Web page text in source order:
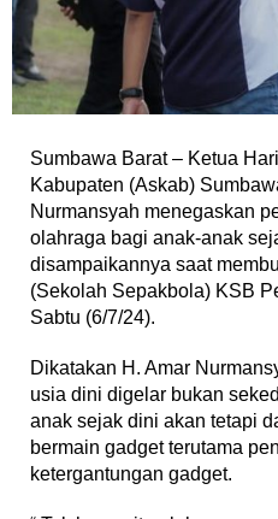
Sumbawa Barat – Ketua
Kabupaten (Askab)
Nurmansyah menegaskan
olahraga bagi anak-anak
disampaikannya saat
(Sekolah Sepakbola) KSB
Sabtu (6/7/24).
Dikatakan H. Amar
usia dini digelar bukan
anak sejak dini akan tetapi
bermain gadget terutama
ketergantungan gadget.